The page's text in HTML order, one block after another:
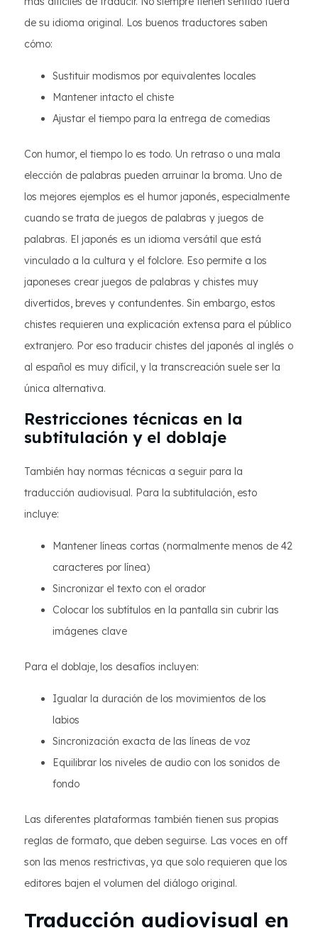
de su idioma original. Los buenos traductores saben
cómo:
Sustituir modismos por equivalentes locales
Mantener intacto el chiste
Ajustar el tiempo para la entrega de comedias
Con humor, el tiempo lo es todo. Un retraso o una mala
elección de palabras pueden arruinar la broma. Uno de
los mejores ejemplos es el humor japonés, especialmente
cuando se trata de juegos de palabras y juegos de
palabras. El japonés es un idioma versátil que está
vinculado a la cultura y el folclore. Eso permite a los
japoneses crear juegos de palabras y chistes muy
divertidos, breves y contundentes. Sin embargo, estos
chistes requieren una explicación extensa para el público
extranjero. Por eso traducir chistes del japonés al inglés o
al español es muy difícil, y la transcreación suele ser la
única alternativa.
Restricciones técnicas en la
subtitulación y el doblaje
También hay normas técnicas a seguir para la
traducción audiovisual. Para la subtitulación, esto
incluye:
Mantener líneas cortas (normalmente menos de 42
caracteres por línea)
Sincronizar el texto con el orador
Colocar los subtítulos en la pantalla sin cubrir las
imágenes clave
Para el doblaje, los desafíos incluyen:
Igualar la duración de los movimientos de los
labios
Sincronización exacta de las líneas de voz
Equilibrar los niveles de audio con los sonidos de
fondo
Las diferentes plataformas también tienen sus propias
reglas de formato, que deben seguirse. Las voces en off
son las menos restrictivas, ya que solo requieren que los
editores bajen el volumen del diálogo original.
Traducción audiovisual en